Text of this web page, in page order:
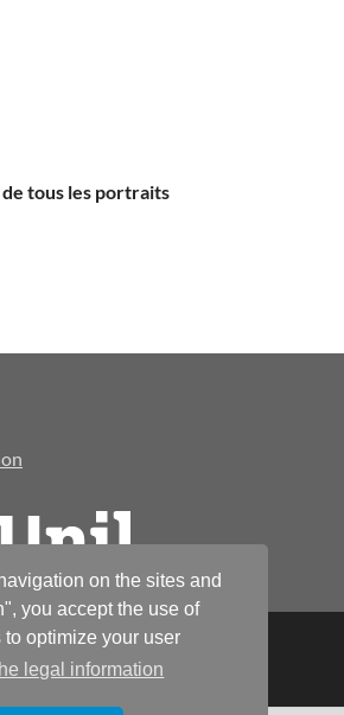
on the sites and
you accept the use of
optimize your user
legal information
de tous les portraits
andHitMag.